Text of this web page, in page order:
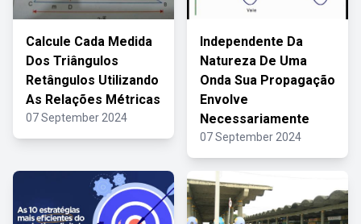
Calcule Cada Medida
Dos Triângulos
Retângulos Utilizando
As Relações Métricas
07 September 2024
Independente Da
Natureza De Uma
Onda Sua Propagação
Envolve
Necessariamente
07 September 2024